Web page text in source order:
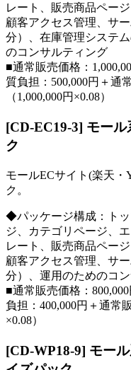
レート、販売商品ペー
顧客アクセス管理、サ
分）、在庫管理システ
のコンサルティング
■通常販売価格：
質負担：500,000円＋通
（1,000,000円×0.08）
[CD-EC19-3] モー
ク
モールECサイト(楽天・
ク。
◆パッケージ構成：ト
ジ、カテゴリページ、
レート、販売商品ペー
顧客アクセス管理、サ
分）、運用のためのコ
■通常販売価格：
負担：400,000円＋通常
×0.08）
[CD-WP18-9] モー